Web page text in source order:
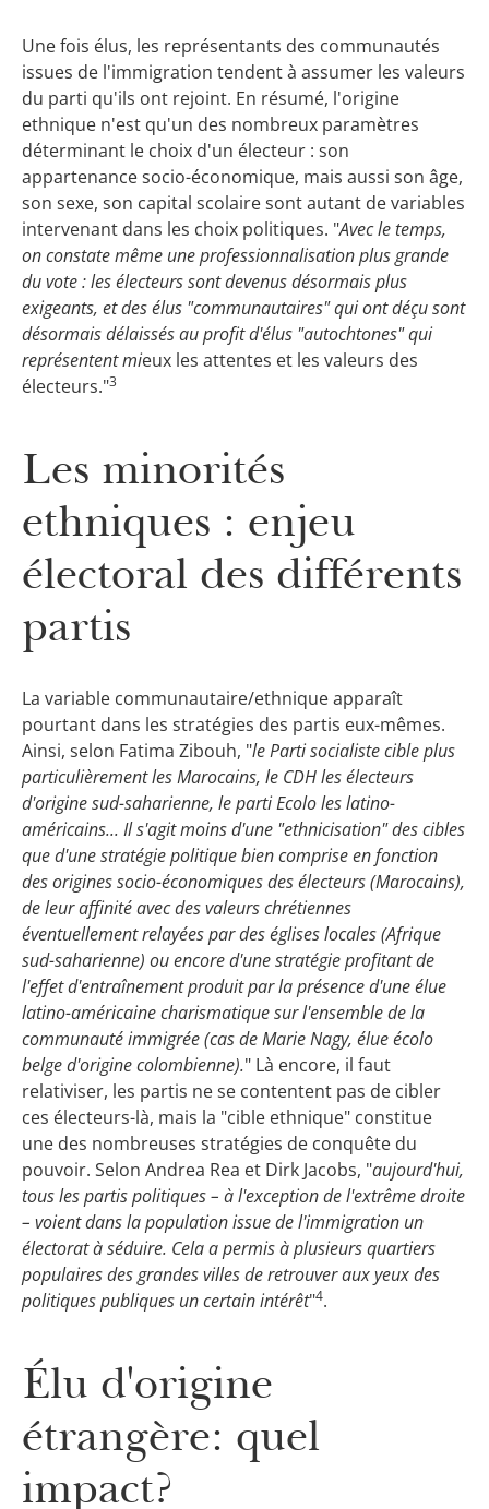
Une fois élus, les représentants des communautés
issues de l'immigration tendent à assumer les valeurs
du parti qu'ils ont rejoint. En résumé, l'origine
ethnique n'est qu'un des nombreux paramètres
déterminant le choix d'un électeur : son
appartenance socio-économique, mais aussi son âge,
son sexe, son capital scolaire sont autant de variables
intervenant dans les choix politiques. "Avec le temps,
on constate même une professionnalisation plus grande
du vote : les électeurs sont devenus désormais plus
exigeants, et des élus "communautaires" qui ont déçu sont
désormais délaissés au profit d'élus "autochtones" qui
représentent mieux les attentes et les valeurs des
électeurs."3
Les minorités
ethniques : enjeu
électoral des différents
partis
La variable communautaire/ethnique apparaît
pourtant dans les stratégies des partis eux-mêmes.
Ainsi, selon Fatima Zibouh, "le Parti socialiste cible plus
particulièrement les Marocains, le CDH les électeurs
d'origine sud-saharienne, le parti Ecolo les latino-
américains... Il s'agit moins d'une "ethnicisation" des cibles
que d'une stratégie politique bien comprise en fonction
des origines socio-économiques des électeurs (Marocains),
de leur affinité avec des valeurs chrétiennes
éventuellement relayées par des églises locales (Afrique
sud-saharienne) ou encore d'une stratégie profitant de
l'effet d'entraînement produit par la présence d'une élue
latino-américaine charismatique sur l'ensemble de la
communauté immigrée (cas de Marie Nagy, élue écolo
belge d'origine colombienne)." Là encore, il faut
relativiser, les partis ne se contentent pas de cibler
ces électeurs-là, mais la "cible ethnique" constitue
une des nombreuses stratégies de conquête du
pouvoir. Selon Andrea Rea et Dirk Jacobs, "aujourd'hui,
tous les partis politiques – à l'exception de l'extrême droite
– voient dans la population issue de l'immigration un
électorat à séduire. Cela a permis à plusieurs quartiers
populaires des grandes villes de retrouver aux yeux des
politiques publiques un certain intérêt"4.
Élu d'origine
étrangère: quel
impact?